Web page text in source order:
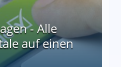
- Alle
auf einen